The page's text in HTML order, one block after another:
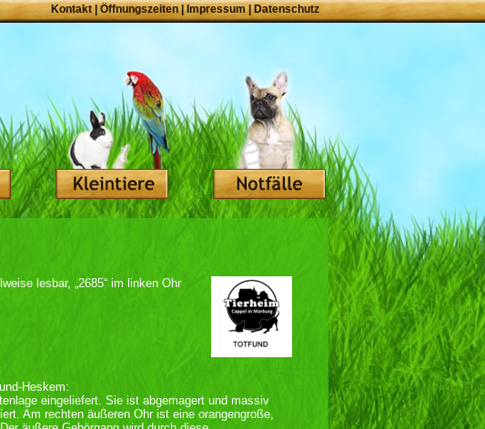
Kontakt Öffnungszeiten| Impressum|Datenschutz
lesbar, „2685“ im linken Ohr
Heskem:
eingeliefert. Sie ist abgemagert und massiv
Am rechten äußeren Ohr ist eine orangengroße,